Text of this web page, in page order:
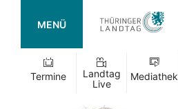
MENÜ
Termine
Landtag
Live
Mediathek